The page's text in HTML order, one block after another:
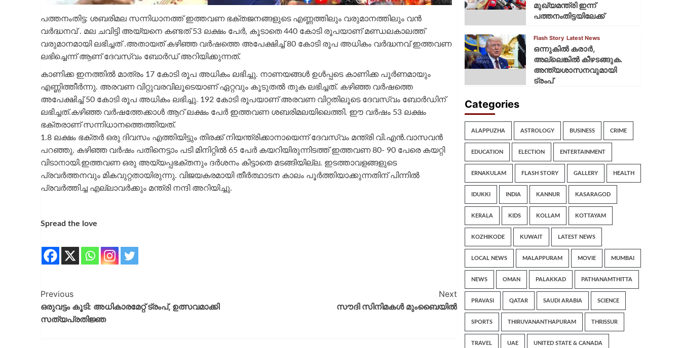
പത്തനംതിട്ട: ശബരിമല സന്നിധാനത്ത്‌ ഇത്തവണ ഭക്തജനങ്ങളുടെ എണ്ണത്തിലും വരുമാനത്തിലും വൻ
വർദ്ധനവ് . മല ചവിട്ടി അയ്യനെ കണ്ടത് 53 ലക്ഷം പേർ, കൂടാതെ 440 കോടി രൂപയാണ് മണ്ഡലകാലത്ത്
വരുമാനമായി ലഭിച്ചത് .അതായത് കഴിഞ്ഞ വർഷത്തെ അപേക്ഷിച്ച് 80 കോടി രൂപ അധികം വർദ്ധനവ് ഇത്തവണ
ലഭിച്ചെന്ന് ആണ് ദേവസ്വം ബോർഡ് അറിയിക്കുന്നത്.
കാണിക്ക ഇനത്തിൽ മാത്രം 17 കോടി രൂപ അധികം ലഭിച്ചു. നാണയങ്ങൾ ഉൾപ്പടെ കാണിക്ക പൂർണമായും
എണ്ണിത്തീർന്നു. അരവണ വിറ്റുവരവിലൂടെയാണ് ഏറ്റവും കൂടുതൽ തുക ലഭിച്ചത്. കഴിഞ്ഞ വർഷത്തെ
അപേക്ഷിച്ച് 50 കോടി രൂപ അധികം ലഭിച്ചു. 192 കോടി രൂപയാണ് അരവണ വിറ്റതിലൂടെ ദേവസ്വം ബോർഡിന്
ലഭിച്ചത്.കഴിഞ്ഞ വർഷത്തേക്കാൾ ആറ് ലക്ഷം പേർ ഇത്തവണ ശബരിമലയിലെത്തി. ഈ വർഷം 53 ലക്ഷം
ഭക്തരാണ് സന്നിധാനത്തെത്തിയത്.
1.8 ലക്ഷം ഭക്തർ ഒരു ദിവസം എത്തിയിട്ടും തിരക്ക് നിയന്ത്രിക്കാനായെന്ന് ദേവസ്വം മന്ത്രി വി.എൻ.വാസവൻ
പറഞ്ഞു. കഴിഞ്ഞ വർഷം പതിനെട്ടാം പടി മിനിറ്റിൽ 65 പേർ കയറിയിരുന്നിടത്ത് ഇത്തവണ 80- 90 പേരെ കയറ്റി
വിടാനായി.ഇത്തവണ ഒരു അയ്യപ്പഭക്തനും ദർശനം കിട്ടാതെ മടങ്ങിയില്ല. ഇടത്താവളങ്ങളുടെ
പ്രവർത്തനവും മികവുറ്റതായിരുന്നു. വിജയകരമായി തീർത്ഥാടന കാലം പൂർത്തിയാക്കുന്നതിന് പിന്നിൽ
പ്രവർത്തിച്ച എല്ലാവർക്കും മന്ത്രി നന്ദി അറിയിച്ചു.
Spread the love
Previous
ഒരുവട്ടം കൂടി: അധികാരമേറ്റ് ട്രംപ്, ഉത്സവമാക്കി
സത്യപ്രതിജ്ഞ
Next
സൗദി സിനിമകൾ മുംബൈയിൽ
മുഖ്യമന്ത്രി ഇന്ന്
പത്തനംതിട്ടയിലേക്ക്
Flash Story Latest News
ഒന്നുകില്‍ കരാര്‍,
അല്ലെങ്കില്‍ കീഴടങ്ങുക.
അന്ത്യശാസനവുമായി
ട്രംപ്
Categories
ALAPPUZHA ASTROLOGY BUSINESS CRIME
EDUCATION ELECTION ENTERTAINMENT
ERNAKULAM FLASH STORY GALLERY HEALTH
IDUKKI INDIA KANNUR KASARAGOD
KERALA KIDS KOLLAM KOTTAYAM
KOZHIKODE KUWAIT LATEST NEWS
LOCAL NEWS MALAPPURAM MOVIE MUMBAI
NEWS OMAN PALAKKAD PATHANAMTHITTA
PRAVASI QATAR SAUDI ARABIA SCIENCE
SPORTS THIRUVANANTHAPURAM THRISSUR
TRAVEL UAE UNITED STATE & CANADA